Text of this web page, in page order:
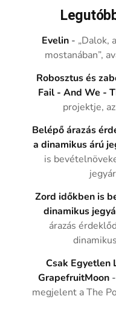
Evelin - „Dalok,
mostanában”,
Robosztus és
Fail - And We -
projektje,
Belépő árazás
a dinamikus árú
is
Zord időkben is
dinamikus
árazás
Csak Egyetlen
GrapefruitMoon -
megjelent a The